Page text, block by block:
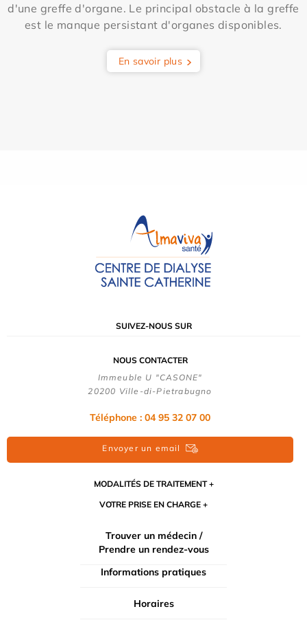
d'une greffe d'organe. Le principal obstacle à la greffe
est le manque persistant d'organes disponibles.
En savoir plus
SUIVEZ-NOUS SUR
NOUS CONTACTER
Immeuble U "CASONE"
20200 Ville-di-Pietrabugno
Téléphone : 04 95 32 07 00
Envoyer un email
MODALITÉS DE TRAITEMENT
VOTRE PRISE EN CHARGE
Trouver un médecin /
Prendre un rendez-vous
Informations pratiques
Horaires